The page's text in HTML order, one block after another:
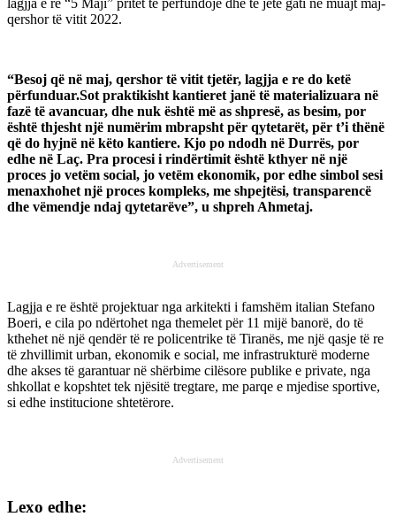
qershor të vitit 2022.
“Besoj që në maj, qershor të vitit tjetër, lagjja e re do ketë
përfunduar.Sot praktikisht kantieret janë të materializuara në
fazë të avancuar, dhe nuk është më as shpresë, as besim, por
është thjesht një numërim mbrapsht për qytetarët, për t’i thënë
që do hyjnë në këto kantiere. Kjo po ndodh në Durrës, por
edhe në Laç. Pra procesi i rindërtimit është kthyer në një
proces jo vetëm social, jo vetëm ekonomik, por edhe simbol sesi
menaxhohet një proces kompleks, me shpejtësi, transparencë
dhe vëmendje ndaj qytetarëve”, u shpreh Ahmetaj.
Advertisement
Lagjja e re është projektuar nga arkitekti i famshëm italian Stefano
Boeri, e cila po ndërtohet nga themelet për 11 mijë banorë, do të
kthehet në një qendër të re policentrike të Tiranës, me një qasje të re
të zhvillimit urban, ekonomik e social, me infrastrukturë moderne
dhe akses të garantuar në shërbime cilësore publike e private, nga
shkollat e kopshtet tek njësitë tregtare, me parqe e mjedise sportive,
si edhe institucione shtetërore.
Advertisement
Lexo edhe: